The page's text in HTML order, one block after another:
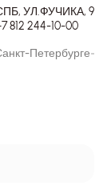
УЛ.ФУЧИКА, 9
812 244-10-00
Петербурге